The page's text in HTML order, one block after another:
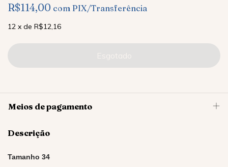
R$114,00 com PIX/Transferência
12 x de R$12,16
Meios de pagamento
Descrição
Tamanho 34